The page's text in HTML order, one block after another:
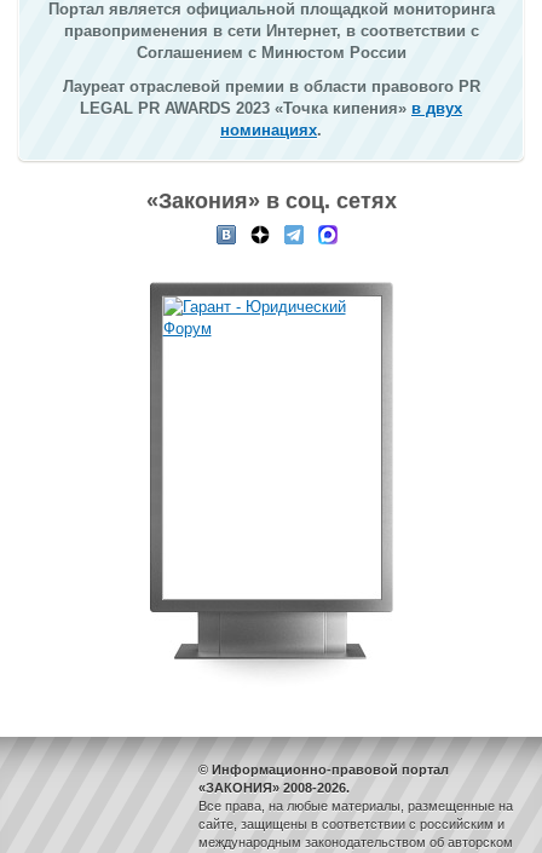
Портал является официальной площадкой мониторинга
правоприменения в сети Интернет, в соответствии с
Соглашением с Минюстом России
Лауреат отраслевой премии в области правового PR
LEGAL PR AWARDS 2023 «Точка кипения» в двух
номинациях.
«Закония» в соц. сетях
© Информационно-правовой портал
«ЗАКОНИЯ» 2008-2026.
Все права, на любые материалы, размещенные на
сайте, защищены в соответствии с российским и
международным законодательством об авторском